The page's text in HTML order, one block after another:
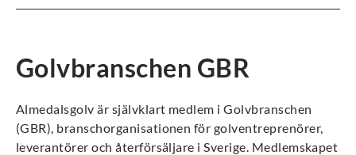
Golvbranschen GBR
Almedalsgolv är självklart medlem i Golvbranschen
(GBR), branschorganisationen för golventreprenörer,
leverantörer och återförsäljare i Sverige. Medlemskapet